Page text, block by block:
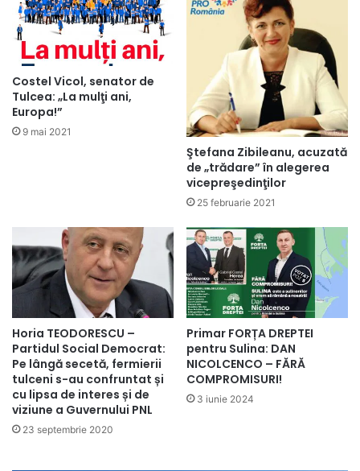
Costel Vicol, senator de
Tulcea: „La mulţi ani,
Europa!”
9 mai 2021
Ştefana Zibileanu, acuzată
de „trădare” în alegerea
vicepreşedinţilor
25 februarie 2021
Horia TEODORESCU –
Partidul Social Democrat:
Pe lângă secetă, fermierii
tulceni s-au confruntat și
cu lipsa de interes și de
viziune a Guvernului PNL
23 septembrie 2020
Primar FORȚA DREPTEI
pentru Sulina: DAN
NICOLCENCO – FĂRĂ
COMPROMISURI!
3 iunie 2024